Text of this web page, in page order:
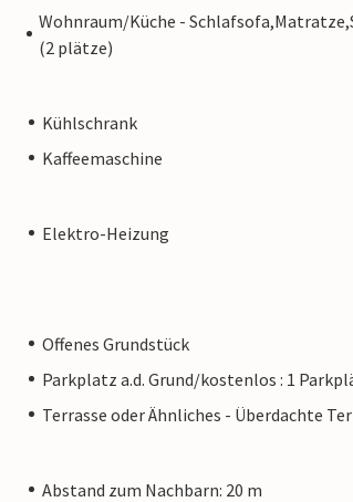
Wohnraum/Küche -
(2 plätze)
Kühlschrank
Kaffeemaschine
Elektro-Heizung
Offenes Grundstück
Parkplatz a.d. Grund/kostenlos : 1
Terrasse oder Ähnliches - Überdachte
Abstand zum Nachbarn: 20 m